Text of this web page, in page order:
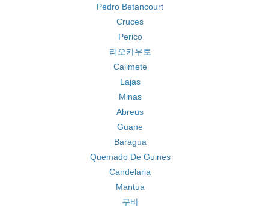
Pedro Betancourt
Cruces
Perico
리오카우토
Calimete
Lajas
Minas
Abreus
Guane
Baragua
Quemado De Guines
Candelaria
Mantua
쿠바